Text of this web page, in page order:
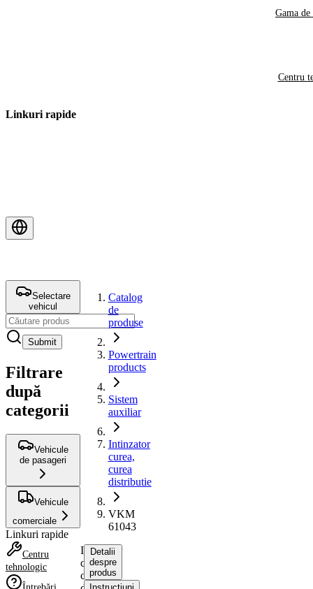
Gama de
Centru
Linkuri rapide
Selectare
vehicul
Submit
Filtrare
după
categorii
Vehicule
de pasageri
Vehicule
comerciale
Linkuri rapide
Centru
tehnologic
Catalog
de
produse
Powertrain
products
Sistem
auxiliar
Intinzator
curea,
curea
distributie
VKM
61043
Intinzator
curea,
curea
Detalii
despre
produs